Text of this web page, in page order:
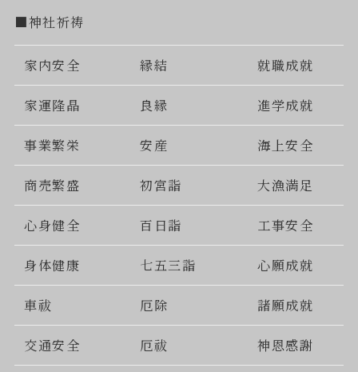
■神社祈祷
家内安全 縁結 就職成就
家運隆晶 良縁 進学成就
事業繁栄 安産 海上安全
商売繁盛 初宮詣 大漁満足
心身健全 百日詣 工事安全
身体健康 七五三詣 心願成就
車祓 厄除 諸願成就
交通安全 厄祓 神恩感謝